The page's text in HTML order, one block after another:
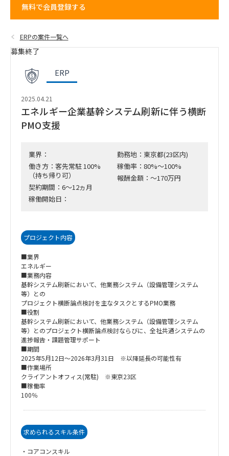
無料で会員登録する
ERPの案件一覧へ
募集終了
ERP
2025.04.21
エネルギー企業基幹システム刷新に伴う横断
PMO支援
業界：
働き方：客先常駐 100%
（持ち帰り可）
契約期間：6～12ヵ月
稼働開始日：
勤務地：東京都(23区内)
稼働率：80%～100%
報酬金額：～170万円
プロジェクト内容
■業界
エネルギー
■業務内容
基幹システム刷新において、他業務システム（設備管理システム
等）との
プロジェクト横断論点検討を主なタスクとするPMO業務
■役割
基幹システム刷新において、他業務システム（設備管理システム
等）とのプロジェクト横断論点検討ならびに、全社共通システムの
進捗報告・課題管理サポート
■期間
2025年5月12日～2026年3月31日 ※以降延長の可能性有
■作業場所
クライアントオフィス(常駐) ※東京23区
■稼働率
100％
求められるスキル条件
・コアコンスキル